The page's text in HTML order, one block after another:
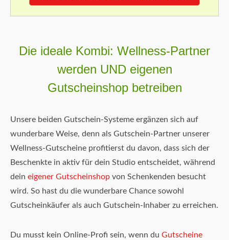
Die ideale Kombi: Wellness-Partner
werden UND eigenen
Gutscheinshop betreiben
Unsere beiden Gutschein-Systeme ergänzen sich auf
wunderbare Weise, denn als Gutschein-Partner unserer
Wellness-Gutscheine profitierst du davon, dass sich der
Beschenkte in aktiv für dein Studio entscheidet, während
dein eigener Gutscheinshop von Schenkenden besucht
wird. So hast du die wunderbare Chance sowohl
Gutscheinkäufer als auch Gutschein-Inhaber zu erreichen.
Du musst kein Online-Profi sein, wenn du Gutscheine